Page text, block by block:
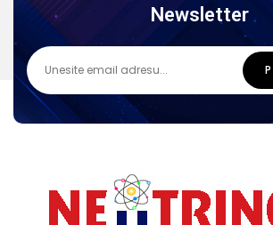
Newsletter